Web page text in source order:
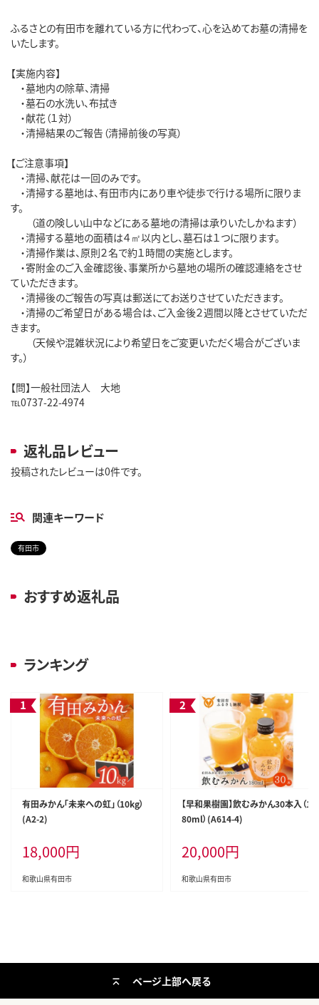
ふるさとの有田市を離れている方に代わって、心を込めてお墓の清掃を
いたします。
【実施内容】
・墓地内の除草、清掃
・墓石の水洗い、布拭き
・献花（１対）
・清掃結果のご報告（清掃前後の写真）
【ご注意事項】
・清掃、献花は一回のみです。
・清掃する墓地は、有田市内にあり車や徒歩で行ける場所に限りま
す。
（道の険しい山中などにある墓地の清掃は承りいたしかねます）
・清掃する墓地の面積は４㎡以内とし、墓石は１つに限ります。
・清掃作業は、原則２名で約１時間の実施とします。
・寄附金のご入金確認後、事業所から墓地の場所の確認連絡をさせ
ていただきます。
・清掃後のご報告の写真は郵送にてお送りさせていただきます。
・清掃のご希望日がある場合は、ご入金後２週間以降とさせていただ
きます。
（天候や混雑状況により希望日をご変更いただく場合がございま
す。）
【問】一般社団法人 大地
℡0737-22-4974
返礼品レビュー
投稿されたレビューは0件です。
関連キーワード
有田市
おすすめ返礼品
ランキング
有田みかん「未来への虹」（10kg）
(A2-2)
18,000円
和歌山県有田市
【早和果樹園】飲むみかん30本入（1
80ml）(A614-4)
20,000円
和歌山県有田市
ページ上部へ戻る